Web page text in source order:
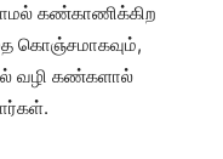
கண்காணிக்கிற
கொஞ்சமாகவும்,
வழி கண்களால்